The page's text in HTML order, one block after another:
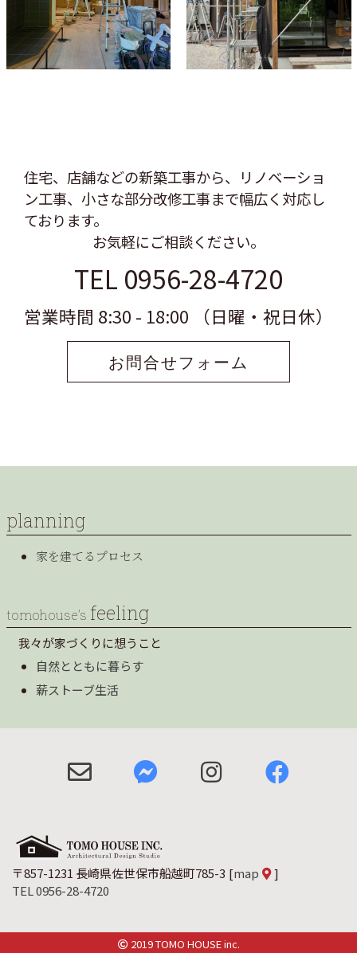
住宅、店舗などの新築工事から、リノベーショ
ン工事、 小さな部分改修工事まで幅広く対応し
ております。
お気軽にご相談ください。
TEL 0956-28-4720
営業時間 8:30 - 18:00 （日曜・祝日休）
お問合せフォーム
planning
家を建てるプロセス
tomohouse’s feeling
我々が家づくりに想うこと
自然とともに暮らす
薪ストーブ生活
〒857-1231 長崎県佐世保市船越町785-3 [map
]
TEL 0956-28-4720
2019 TOMO HOUSE inc.